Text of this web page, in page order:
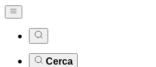
Cerca